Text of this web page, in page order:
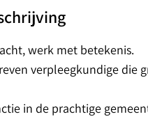
werk met betekenis.
verpleegkundige die
in de prachtige